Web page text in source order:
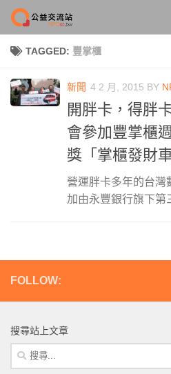
Skip to content
TAGGED: 豐掌櫃
新聞 4 2 月, 2015 BY
開胖卡，得胖
會參加豐掌櫃
獎「掌櫃發財車
營運胖卡多年的台灣
加由永豐銀行旗下第
FOLLOW:
搜尋站上文章
搜
尋